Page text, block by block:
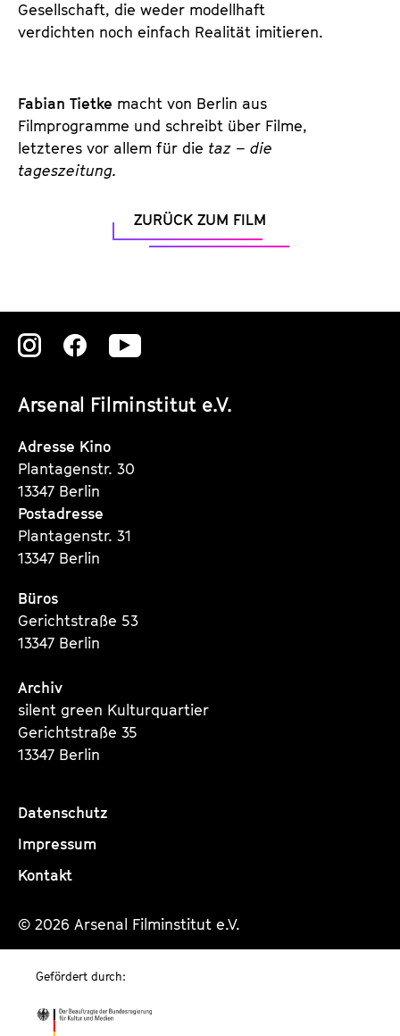
Gesellschaft, die weder modellhaft
verdichten noch einfach Realität imitieren.
Fabian Tietke macht von Berlin aus
Filmprogramme und schreibt über Filme,
letzteres vor allem für die taz – die
tageszeitung.
ZURÜCK ZUM FILM
Arsenal Filminstitut e.V.
Zu
Instagram
Seite
Zu
Instagram
Seite
Zu
Instagram
Adresse Kino
Plantagenstr. 30
13347 Berlin
Postadresse
Plantagenstr. 31
13347 Berlin
Büros
Gerichtstraße 53
13347 Berlin
Archiv
silent green Kulturquartier
Gerichtstraße 35
13347 Berlin
Datenschutz
Impressum
Kontakt
© 2026 Arsenal Filminstitut e.V.
Gefördert durch: